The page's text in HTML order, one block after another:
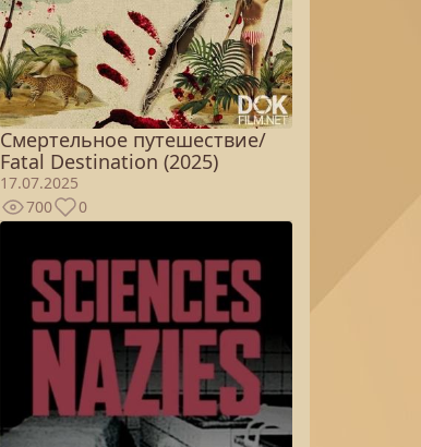
Смертельное путешествие/
Fatal Destination (2025)
17.07.2025
700
0